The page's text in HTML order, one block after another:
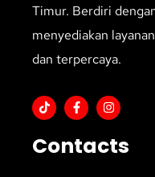
Timur. Berdiri
menyediakan
dan terpercaya.
Contacts